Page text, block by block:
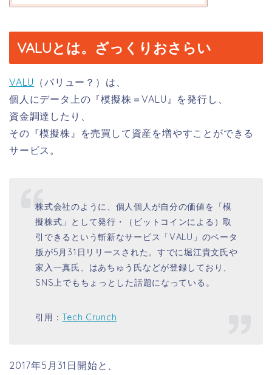
VALUとは。ざっくりおさらい
VALU （バリュー？）は、
個人にデータ上の『模擬株＝VALU』を発行し、
資金調達したり、
その『模擬株』を売買して資産を増やすことができる
サービス。
株式会社のように、個人個人が自分の価値を「模
擬株式」として発行・（ビットコインによる）取
引できるという斬新なサービス「VALU」のベータ
版が5月31日リリースされた。すでに堀江貴文氏や
家入一真氏、はあちゅう氏などが登録しており、
SNS上でもちょっとした話題になっている。
引用：Tech Crunch
2017年5月31日開始と、